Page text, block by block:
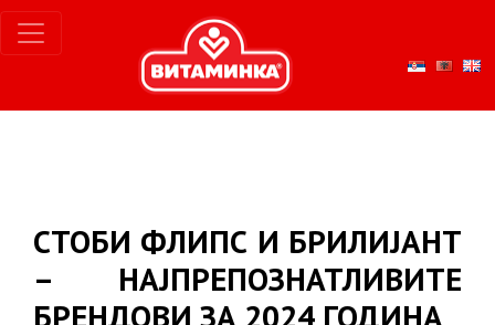
СТОБИ ФЛИПС И БРИЛИЈАНТ
– НАЈПРЕПОЗНАТЛИВИТЕ
БРЕНДОВИ ЗА 2024 ГОДИНА